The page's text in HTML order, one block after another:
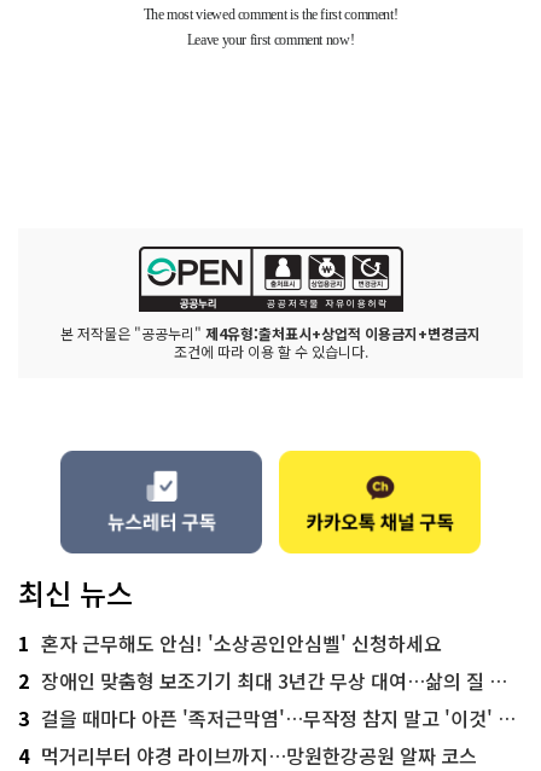
본 저작물은 "공공누리" 제4유형:출처표시+상업적 이용금지+변경금지
조건에 따라 이용 할 수 있습니다.
최신 뉴스
1 혼자 근무해도 안심! '소상공인안심벨' 신청하세요
2 장애인 맞춤형 보조기기 최대 3년간 무상 대여…삶의 질 높인다
3 걸을 때마다 아픈 '족저근막염'…무작정 참지 말고 '이것' 해보세요!
4 먹거리부터 야경 라이브까지…망원한강공원 알짜 코스